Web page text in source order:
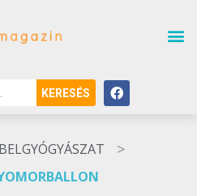
KERESÉS
BELGYÓGYÁSZAT >